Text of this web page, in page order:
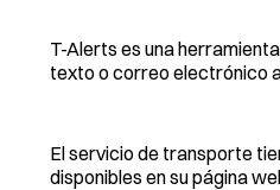
T-Alerts es una
texto o correo electrónico
El servicio de transporte
disponibles en su página